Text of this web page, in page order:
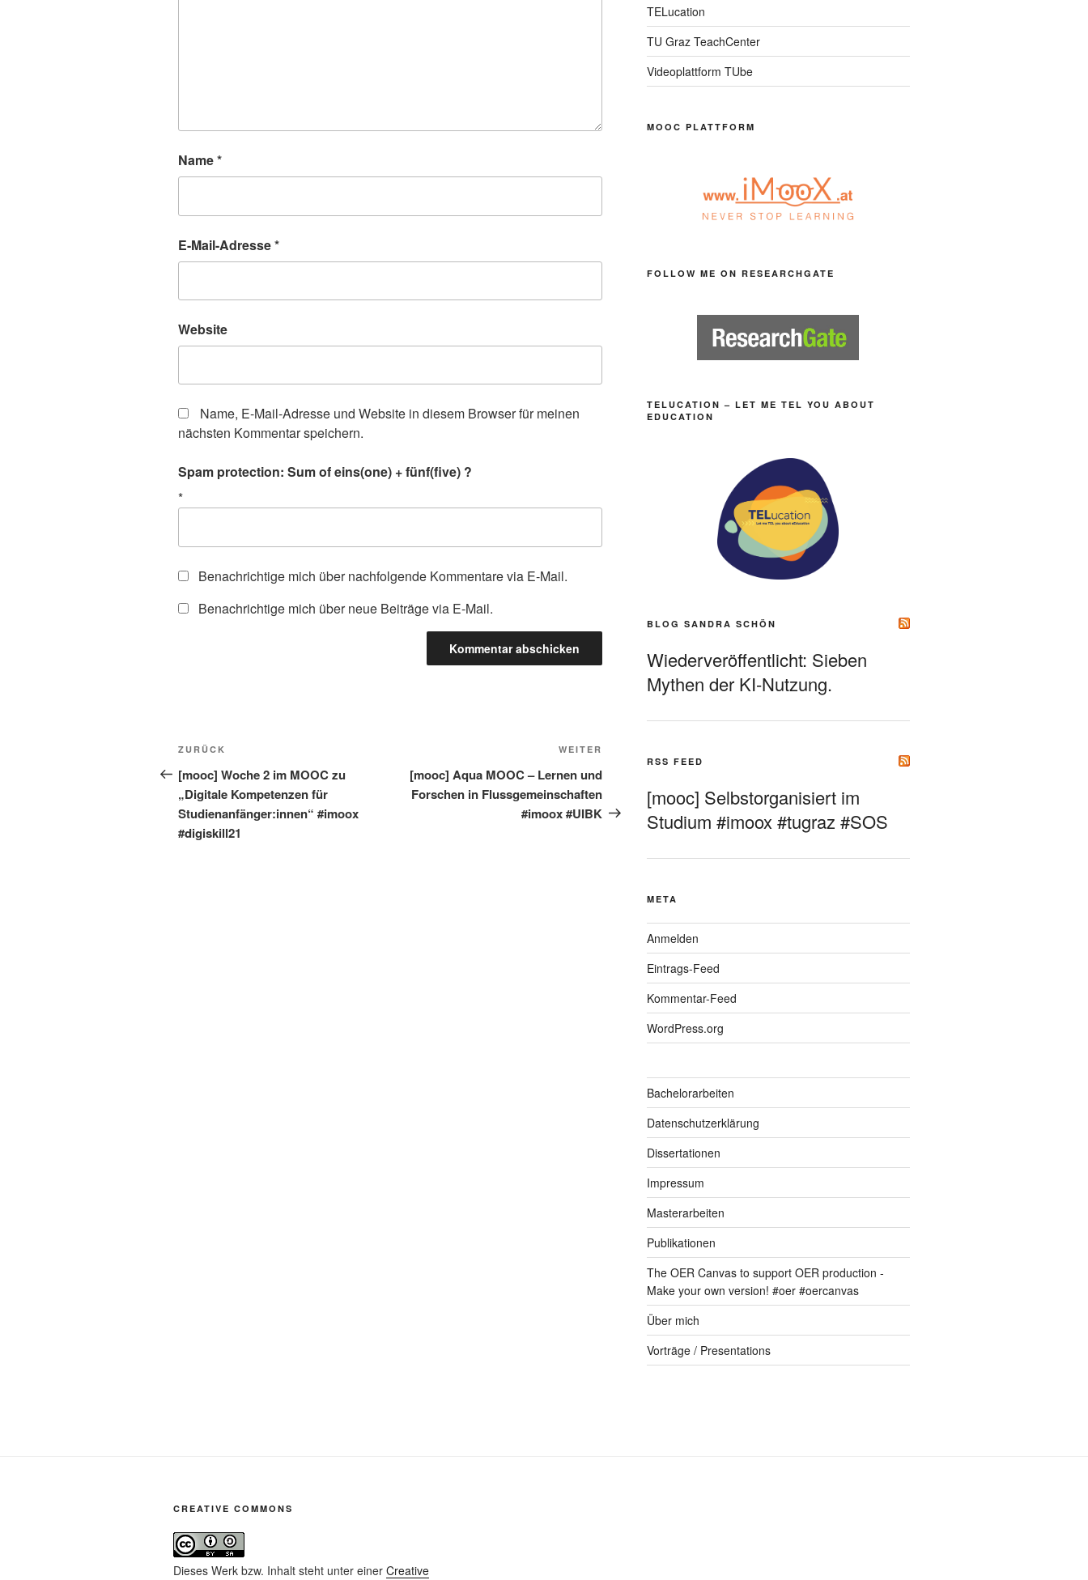
Name*
E-Mail-Adresse*
Website
Name, E-Mail-Adresse und Website in diesem Browser für meinen
nächsten Kommentar speichern.
Spam protection: Sum of eins(one) + fünf(five) ?
*
Benachrichtige mich über nachfolgende Kommentare via E-Mail.
Benachrichtige mich über neue Beiträge via E-Mail.
Beitragsnavigation
Vorheriger
Beitrag
ZURÜCK
[mooc] Woche 2 im MOOC zu
„Digitale Kompetenzen für
Studienanfänger:innen“ #imoox
#digiskill21
Beitrag
WEITER
[mooc] Aqua MOOC – Lernen und
Forschen in Flussgemeinschaften
#imoox #UIBK
TELucation
TU Graz TeachCenter
Videoplattform TUbe
MOOC PLATTFORM
FOLLOW ME ON RESEARCHGATE
TELUCATION – LET ME TEL YOU ABOUT
EDUCATION
BLOG SANDRA SCHÖN
Wiederveröffentlicht: Sieben
Mythen der KI-Nutzung.
RSS FEED
[mooc] Selbstorganisiert im
Studium #imoox #tugraz #SOS
META
Anmelden
Eintrags-Feed
Kommentar-Feed
WordPress.org
Bachelorarbeiten
Datenschutzerklärung
Dissertationen
Impressum
Masterarbeiten
Publikationen
The OER Canvas to support OER production -
Make your own version! #oer #oercanvas
Über mich
Vorträge / Presentations
CREATIVE COMMONS
Dieses Werk bzw. Inhalt steht unter einer Creative